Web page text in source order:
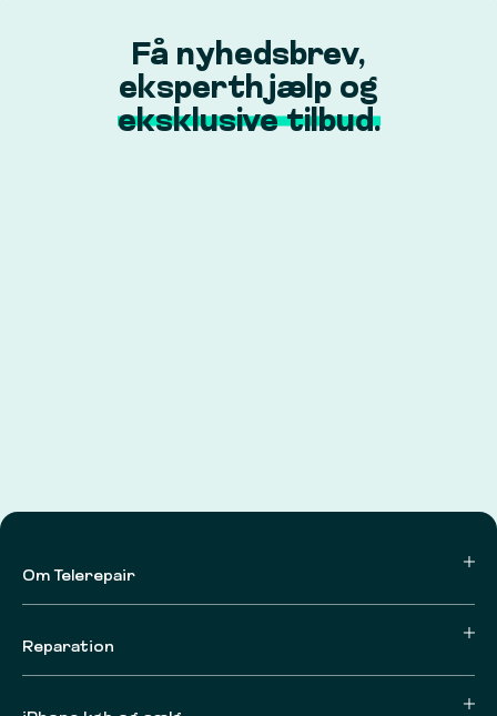
Få nyhedsbrev,
eksperthjælp og
eksklusive tilbud.
Om Telerepair
Reparation